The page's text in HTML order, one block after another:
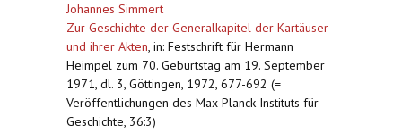
Johannes Simmert
Zur Geschichte der Generalkapitel der Kartäuser
und ihrer Akten, in: Festschrift für Hermann
Heimpel zum 70. Geburtstag am 19. September
1971, dl. 3, Göttingen, 1972, 677-692 (=
Veröffentlichungen des Max-Planck-Instituts für
Geschichte, 36:3)